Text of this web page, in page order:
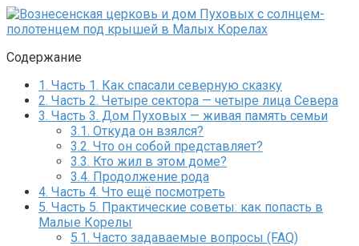
Содержание
1. Часть 1. Как спасали северную сказку
2. Часть 2. Четыре сектора — четыре лица Севера
3. Часть 3. Дом Пуховых — живая память семьи
3.1. Откуда он взялся?
3.2. Что он собой представляет?
3.3. Кто жил в этом доме?
3.4. Продолжение рода
4. Часть 4. Что ещё посмотреть
5. Часть 5. Практические советы: как попасть в
Малые Корелы
5.1. Часто задаваемые вопросы (FAQ)